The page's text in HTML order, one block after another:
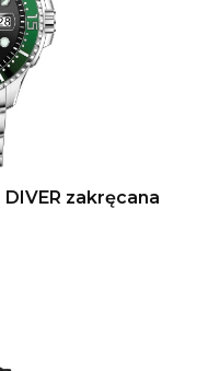
zakręcana